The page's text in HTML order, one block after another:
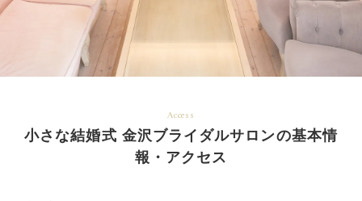
Access
小さな結婚式 金沢ブライダルサロンの基本情
報・アクセス